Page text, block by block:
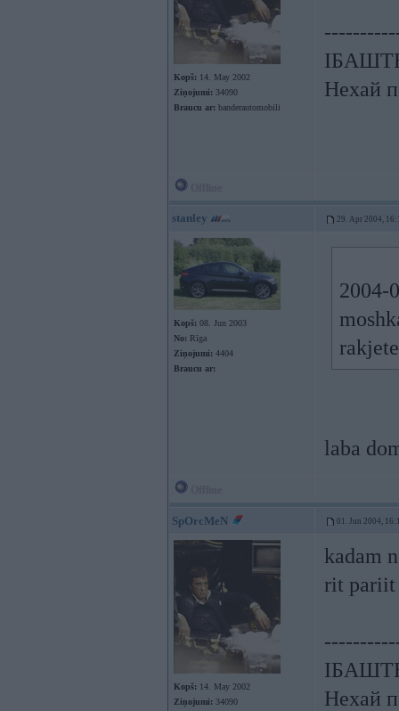
Kopš: 14. May 2002
Ziņojumi: 34090
Braucu ar: banderautomobili
Нехай
stanley 29. Apr 2004,
Kopš: 08. Jun 2003
No: Rīga
Ziņojumi: 4404
Braucu ar:
2004-
laba
SpOrcMeN 01. Jun 2004,
Kopš: 14. May 2002
Ziņojumi: 34090
kadam
rit pariit
Нехай